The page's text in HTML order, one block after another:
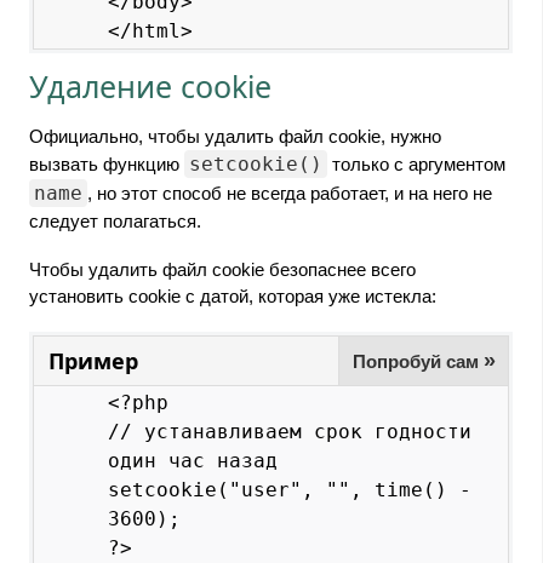
Удаление cookie
Официально, чтобы удалить файл cookie, нужно
вызвать функцию setcookie() только с аргументом
name , но этот способ не всегда работает, и на него не
следует полагаться.
Чтобы удалить файл cookie безопаснее всего
установить cookie с датой, которая уже истекла:
Пример Попробуй сам »
<?php
// устанавливаем срок годности
один час назад
setcookie("user", "", time() -
3600);
?>